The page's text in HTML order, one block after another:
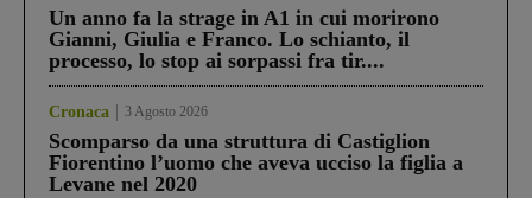
Un anno fa la strage in A1 in cui morirono
Gianni, Giulia e Franco. Lo schianto, il
processo, lo stop ai sorpassi fra tir....
Cronaca 3 Agosto 2026
Scomparso da una struttura di Castiglion
Fiorentino l’uomo che aveva ucciso la figlia a
Levane nel 2020